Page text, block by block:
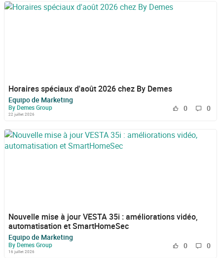
Horaires spéciaux d'août 2026 chez By Demes
Equipo de Marketing
By Demes Group
22 juillet 2026
0 0
Nouvelle mise à jour VESTA 35i : améliorations vidéo,
automatisation et SmartHomeSec
Equipo de Marketing
By Demes Group
16 juillet 2026
0 0